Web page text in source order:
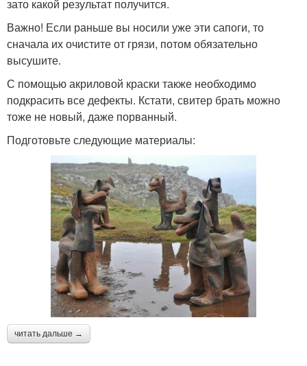
зато какой результат получится.
Важно! Если раньше вы носили уже эти сапоги, то
сначала их очистите от грязи, потом обязательно
высушите.
С помощью акриловой краски также необходимо
подкрасить все дефекты. Кстати, свитер брать можно
тоже не новый, даже порванный.
Подготовьте следующие материалы:
читать дальше →